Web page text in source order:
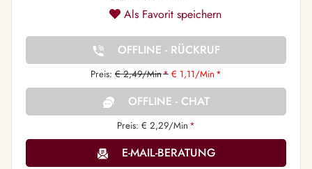
Als Favorit speichern
OFFLINE - RÜCKRUF
Preis: € 2,49/Min* € 1,11/Min *
OFFLINE - CHAT
Preis: € 2,29/Min *
E-MAIL-BERATUNG